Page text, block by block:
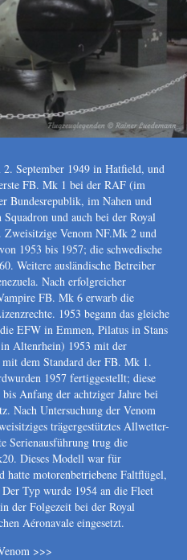
September 1949 in Hatﬁeld, und
FB. Mk 1 bei der RAF (im
Bundesrepublik, im Nahen und
Squadron und auch bei der Royal
Zweisitzige Venom NF.Mk 2 und
1953 bis 1957; die schwedische
Weitere ausländische Betreiber
Nach erfolgreicher
FB. Mk 6 erwarb die
1953 begann das gleiche
EFW in Emmen, Pilatus in Stans
Altenrhein) 1953 mit der
dem Standard der FB. Mk 1.
1957 fertiggestellt; diese
Anfang der achtziger Jahre bei
Nach Untersuchung der Venom
trägergestütztes Allwetter-
Serienausführung trug die
Dieses Modell war für
hatte motorenbetriebene Faltflügel,
Typ wurde 1954 an die Fleet
der Folgezeit bei der Royal
Aéronavale eingesetzt.
>>>